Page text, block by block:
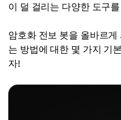
이 덜 걸리는 다양한 도구
암호화 전보 봇을 올바르
는 방법에 대한 몇 가지 기
자!